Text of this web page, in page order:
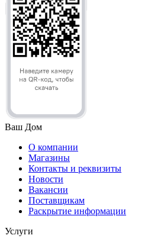
Ваш Дом
О компании
Магазины
Контакты и реквизиты
Новости
Вакансии
Поставщикам
Раскрытие информации
Услуги